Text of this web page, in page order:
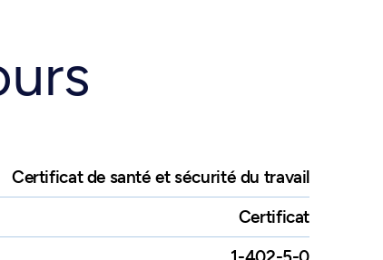
Certificat de santé et sécurité du travail
Certificat